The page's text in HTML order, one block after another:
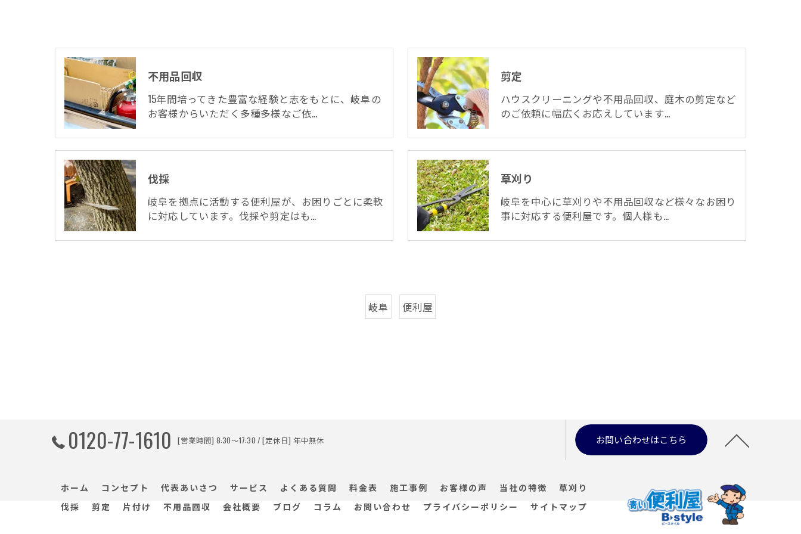
不用品回収
15年間培ってきた豊富な経験と志をもとに、岐阜の
お客様からいただく多種多様なご依…
剪定
ハウスクリーニングや不用品回収、庭木の剪定など
のご依頼に幅広くお応えしています…
伐採
岐阜を拠点に活動する便利屋が、お困りごとに柔軟
に対応しています。伐採や剪定はも…
草刈り
岐阜を中心に草刈りや不用品回収など様々なお困り
事に対応する便利屋です。個人様も…
岐阜 便利屋
0120-77-1610 [営業時間] 8:30～17:30 / [定休日] 年中無休 お問い合わせはこちら
ホーム コンセプト 代表あいさつ サービス よくある質問 料金表 施工事例 お客様の声 当社の特徴
草刈り
伐採
剪定 片付け 不用品回収 会社概要 ブログ コラム お問い合わせ プライバシーポリシー サイトマップ